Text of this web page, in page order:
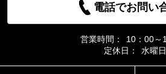
電話でお問い
営業時間：
10：00～
定休日：
水曜日